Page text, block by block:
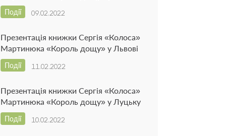
09.02.2022
Події
Презентація книжки Сергія «Колоса»
Мартинюка «Король дощу» у Львові
11.02.2022
Події
Презентація книжки Сергія «Колоса»
Мартинюка «Король дощу» у Луцьку
10.02.2022
Події